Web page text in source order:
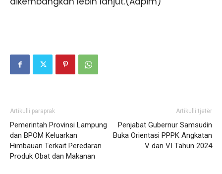
Artikulli paraprak
Pemerintah Provinsi Lampung
dan BPOM Keluarkan
Himbauan Terkait Peredaran
Produk Obat dan Makanan
Artikulli tjetër
Penjabat Gubernur Samsudin
Buka Orientasi PPPK Angkatan
V dan VI Tahun 2024